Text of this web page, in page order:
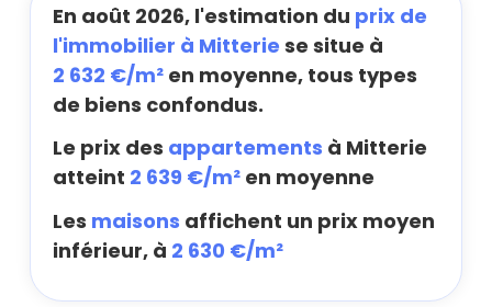
En août 2026, l'estimation du prix de
l'immobilier à Mitterie se situe à
2 632 €/m² en moyenne, tous types
de biens confondus.
Le prix des appartements à Mitterie
atteint 2 639 €/m² en moyenne
Les maisons affichent un prix moyen
inférieur, à 2 630 €/m²